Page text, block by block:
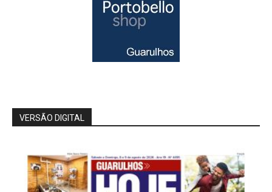
VERSÃO DIGITAL